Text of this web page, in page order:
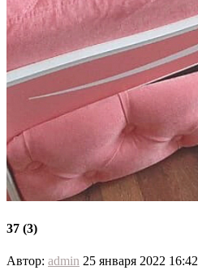
37 (3)
Автор: admin 25 января 2022 16:42